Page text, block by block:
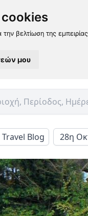
cookies
βελτίωση της
μου
Travel Blog 28η